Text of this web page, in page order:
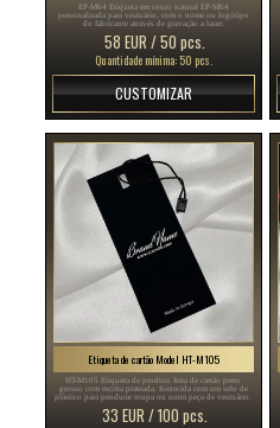
EP-M64 Etiqueta em couro natural EP-M64
personalizada para vestuário, com o nome ou logótipo
do fabricante através de gravação a laser.
58 EUR / 50 pcs.
Quantidade mínima: 50 pcs.
CUSTOMIZAR
Etiqueta de cartão Model HT-M105
HT-M105 Etiqueta de produto feita de cartão preto
grosso com escrita prateada, fornecida com um selo de
plástico para pendurar roupa ou outra peça de vestuário.
33 EUR / 100 pcs.